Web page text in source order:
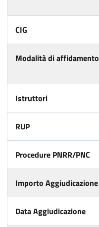
CIG
Modalità di affidamento
Istruttori
RUP
Procedure PNRR/PNC
Importo Aggiudicazione
Data Aggiudicazione